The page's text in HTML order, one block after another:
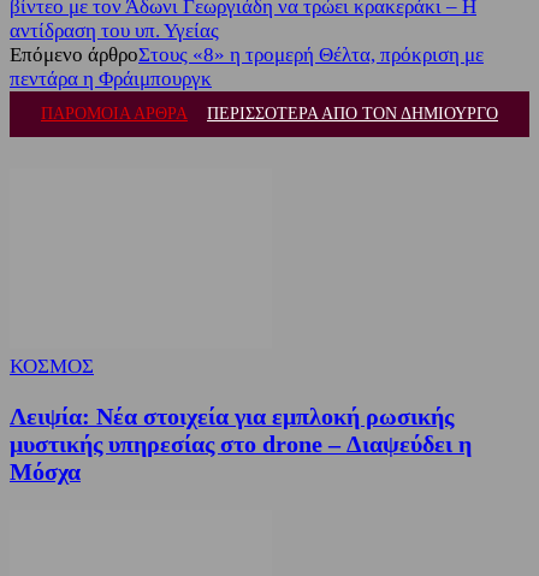
βίντεο με τον Άδωνι Γεωργιάδη να τρώει κρακεράκι – Η
αντίδραση του υπ. Υγείας
Επόμενο άρθροΣτους «8» η τρομερή Θέλτα, πρόκριση με
πεντάρα η Φράιμπουργκ
ΠΑΡΟΜΟΙΑ ΑΡΘΡΑ ΠΕΡΙΣΣΟΤΕΡΑ ΑΠΟ ΤΟΝ ΔΗΜΙΟΥΡΓΟ
ΚΟΣΜΟΣ
Λειψία: Νέα στοιχεία για εμπλοκή ρωσικής
μυστικής υπηρεσίας στο drone – Διαψεύδει η
Μόσχα